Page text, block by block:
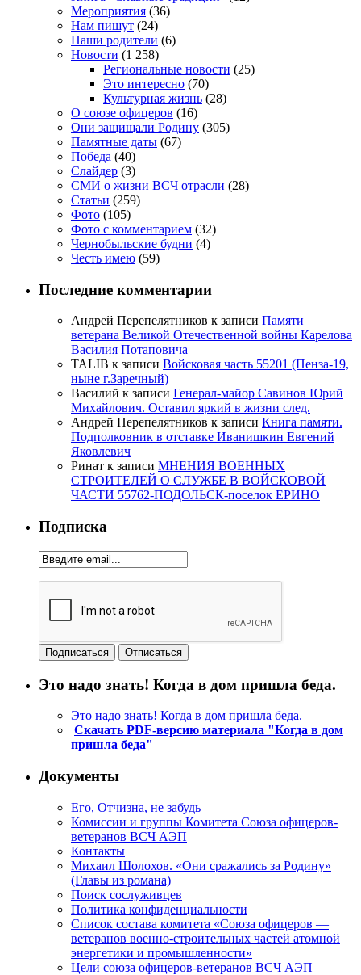
Мероприятия (36)
Нам пишут (24)
Наши родители (6)
Новости (1 258)
Региональные новости (25)
Это интересно (70)
Культурная жизнь (28)
О союзе офицеров (16)
Они защищали Родину (305)
Памятные даты (67)
Победа (40)
Слайдер (3)
СМИ о жизни ВСЧ отрасли (28)
Статьи (259)
Фото (105)
Фото с комментарием (32)
Чернобыльские будни (4)
Честь имею (59)
Последние комментарии
Андрей Перепелятников к записи Памяти
ветерана Великой Отечественной войны Карелова
Василия Потаповича
TALIB к записи Войсковая часть 55201 (Пенза-19,
ныне г.Заречный)
Василий к записи Генерал-майор Савинов Юрий
Михайлович. Оставил яркий в жизни след.
Андрей Перепелятников к записи Книга памяти.
Подполковник в отставке Иванишкин Евгений
Яковлевич
Ринат к записи МНЕНИЯ ВОЕННЫХ
СТРОИТЕЛЕЙ О СЛУЖБЕ В ВОЙСКОВОЙ
ЧАСТИ 55762-ПОДОЛЬСК-поселок ЕРИНО
Подписка
Это надо знать! Когда в дом пришла беда.
Это надо знать! Когда в дом пришла беда.
Скачать PDF-версию материала "Когда в дом
пришла беда"
Документы
Его, Отчизна, не забудь
Комиссии и группы Комитета Союза офицеров-
ветеранов ВСЧ АЭП
Контакты
Михаил Шолохов. «Они сражались за Родину»
(Главы из романа)
Поиск сослуживцев
Политика конфиденциальности
Список состава комитета «Союза офицеров —
ветеранов военно-строительных частей атомной
энергетики и промышленности»
Цели союза офицеров-ветеранов ВСЧ АЭП